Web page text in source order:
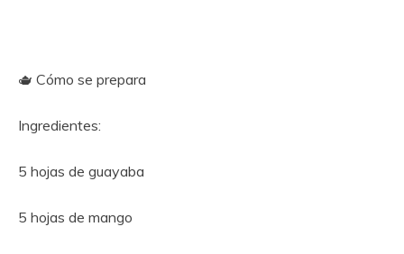
🫖 Cómo se prepara
Ingredientes:
5 hojas de guayaba
5 hojas de mango